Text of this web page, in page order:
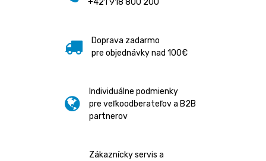
Doprava zadarmo
pre objednávky nad 100€
Individuálne podmienky
pre veľkoodberateľov a B2B
partnerov
Zákaznícky servis a